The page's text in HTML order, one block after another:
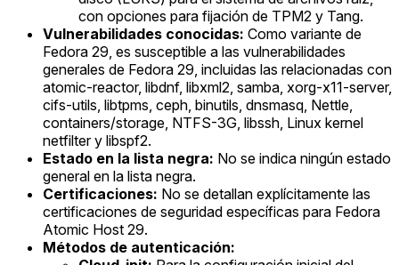
con opciones para fijación de TPM2 y Tang.
Vulnerabilidades conocidas: Como variante de
Fedora 29, es susceptible a las vulnerabilidades
generales de Fedora 29, incluidas las relacionadas con
atomic-reactor, libdnf, libxml2, samba, xorg-x11-server,
cifs-utils, libtpms, ceph, binutils, dnsmasq, Nettle,
containers/storage, NTFS-3G, libssh, Linux kernel
netfilter y libspf2.
Estado en la lista negra: No se indica ningún estado
general en la lista negra.
Certificaciones: No se detallan explícitamente las
certificaciones de seguridad específicas para Fedora
Atomic Host 29.
Métodos de autenticación: